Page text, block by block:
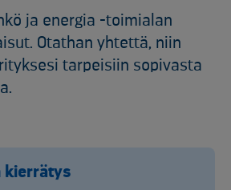
ja energia -toimialan
Otathan yhtettä, niin
tarpeisiin sopivasta
kierrätys